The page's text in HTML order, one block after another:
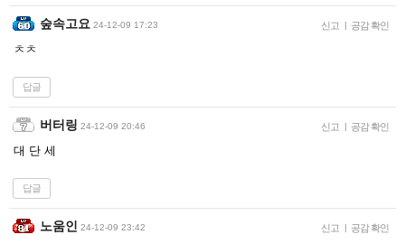
숲속고요 24-12-09 17:23 신고 | 공감 확인
ㅊㅊ
답글
버터링 24-12-09 20:46 신고 | 공감 확인
대 단 세
답글
노움인 24-12-09 23:42 신고 | 공감 확인